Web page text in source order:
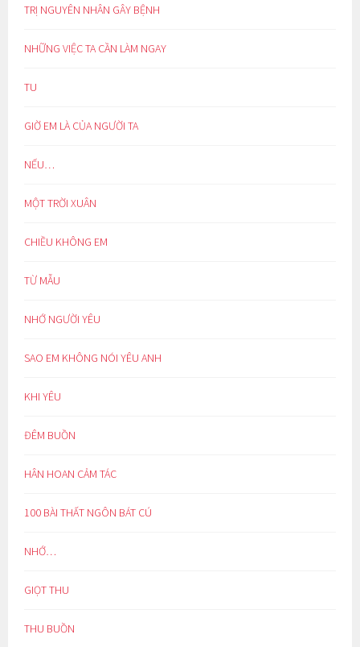
TRỊ NGUYÊN NHÂN GÂY BỆNH
NHỮNG VIỆC TA CẦN LÀM NGAY
TU
GIỜ EM LÀ CỦA NGƯỜI TA
NẾU…
MỘT TRỜI XUÂN
CHIỀU KHÔNG EM
TỪ MẪU
NHỚ NGƯỜI YÊU
SAO EM KHÔNG NÓI YÊU ANH
KHI YÊU
ĐÊM BUỒN
HÂN HOAN CẢM TÁC
100 BÀI THẤT NGÔN BÁT CÚ
NHỚ…
GIỌT THU
THU BUỒN